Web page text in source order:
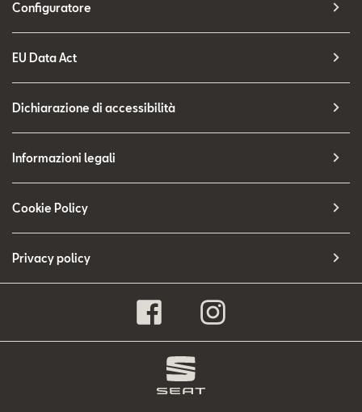
Configuratore
EU Data Act
Dichiarazione di accessibilità
Informazioni legali
Cookie Policy
Privacy policy